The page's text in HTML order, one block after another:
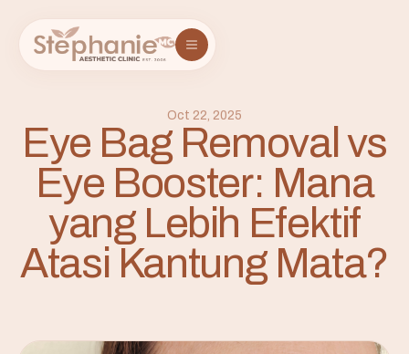
Oct 22, 2025
Eye Bag Removal vs
Eye Booster: Mana
yang Lebih Efektif
Atasi Kantung Mata?